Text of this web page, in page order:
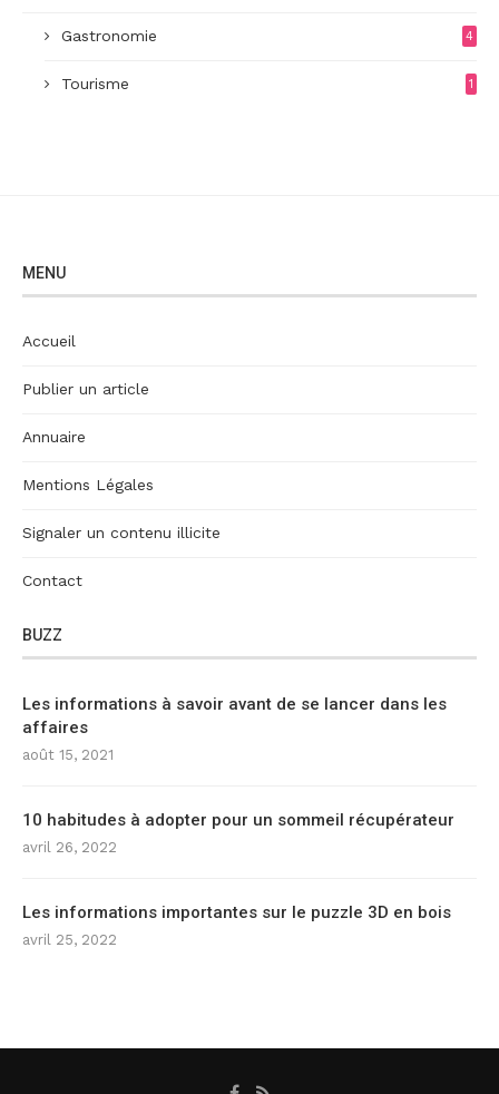
Gastronomie 4
Tourisme 1
MENU
Accueil
Publier un article
Annuaire
Mentions Légales
Signaler un contenu illicite
Contact
BUZZ
Les informations à savoir avant de se lancer dans les
affaires
août 15, 2021
10 habitudes à adopter pour un sommeil récupérateur
avril 26, 2022
Les informations importantes sur le puzzle 3D en bois
avril 25, 2022